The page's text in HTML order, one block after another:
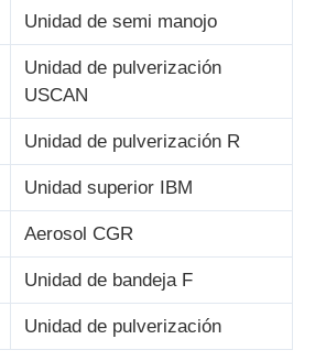
Unidad de semi manojo
Unidad de pulverización
USCAN
Unidad de pulverización R
Unidad superior IBM
Aerosol CGR
Unidad de bandeja F
Unidad de pulverización